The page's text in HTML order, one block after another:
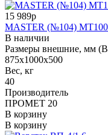
15 989р
MASTER (№104)
В наличии
Размеры внешние, мм
875x1000x500
Вес, кг
40
Производитель
ПРОМЕТ 20
В корзину
В корзину